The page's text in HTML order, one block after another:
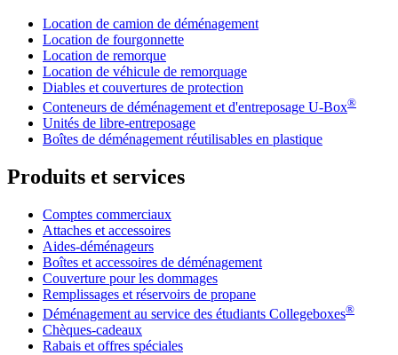
Location de camion de déménagement
Location de fourgonnette
Location de remorque
Location de véhicule de remorquage
Diables et couvertures de protection
Conteneurs de déménagement et d'entreposage U-Box®
Unités de libre-entreposage
Boîtes de déménagement réutilisables en plastique
Produits et services
Comptes commerciaux
Attaches et accessoires
Aides-déménageurs
Boîtes et accessoires de déménagement
Couverture pour les dommages
Remplissages et réservoirs de propane
Déménagement au service des étudiants Collegeboxes®
Chèques-cadeaux
Rabais et offres spéciales